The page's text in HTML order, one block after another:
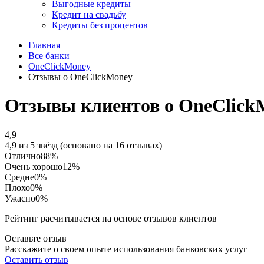
Выгодные кредиты
Кредит на свадьбу
Кредиты без процентов
Главная
Все банки
OneClickMoney
Отзывы о OneClickMoney
Отзывы клиентов о
4,9
4,9 из 5 звёзд (основано на 16 отзывах)
Отлично88%
Очень хорошо12%
Средне0%
Плохо0%
Ужасно0%
Рейтинг расчитывается на основе отзывов клиентов
Оставьте отзыв
Расскажите о своем опыте использования банковских услуг
Оставить отзыв